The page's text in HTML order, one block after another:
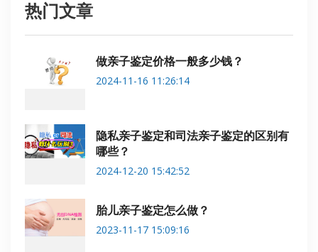
热门文章
做亲子鉴定价格一般多少钱？
2024-11-16 11:26:14
隐私亲子鉴定和司法亲子鉴定的区别有
哪些？
2024-12-20 15:42:52
胎儿亲子鉴定怎么做？
2023-11-17 15:09:16